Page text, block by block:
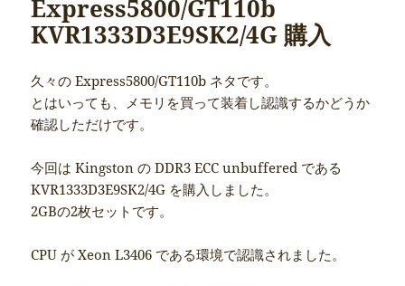
Express5800/GT110b
KVR1333D3E9SK2/4G 購入
久々の Express5800/GT110b ネタです。
とはいっても、メモリを買って装着し認識するかどうか
確認しただけです。
今回は Kingston の DDR3 ECC unbuffered である
KVR1333D3E9SK2/4G を購入しました。
2GBの2枚セットです。
CPU が Xeon L3406 である環境で認識されました。